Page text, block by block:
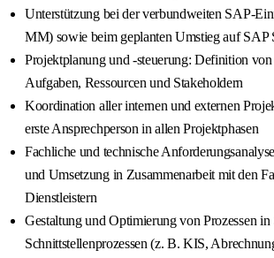
Unterstützung bei der verbundweiten SAP-
MM) sowie beim geplanten Umstieg auf
Projektplanung und -steuerung: Definition
Aufgaben, Ressourcen und Stakeholdern
Koordination aller internen und externen
erste Ansprechperson in allen Projektphasen
Fachliche und technische
und Umsetzung in Zusammenarbeit mit den
Dienstleistern
Gestaltung und Optimierung von Prozessen
Schnittstellenprozessen (z. B. KIS,